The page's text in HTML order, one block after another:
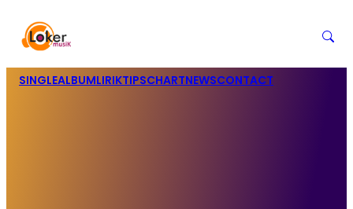
SINGLEALBUMLIRIKTIPSCHARTNEWSCONTACT